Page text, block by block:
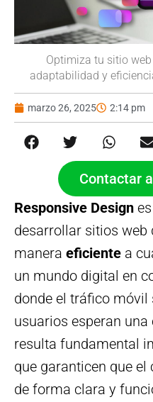
Optimiza tu sitio
adaptabilidad y
marzo 26, 2025 2:14 pm
Contactar
Responsive Design
desarrollar sitios web
manera eficiente a
un mundo digital en
donde el tráfico móvil
usuarios esperan
resulta fundamental
que garanticen que
de forma clara y